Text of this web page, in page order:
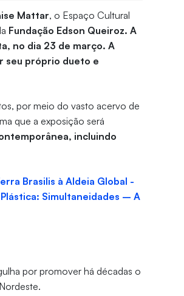
Mattar, o Espaço Cultural
Fundação Edson Queiroz. A
no dia 23 de março.A
seu próprio dueto e
por meio do vasto acervo de
que a exposição será
incluindo
Brasilis à Aldeia Global -
Simultaneidades – A
por promover há décadas o